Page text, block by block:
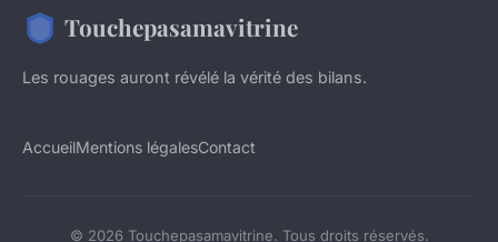
Touchepasamavitrine
Les rouages auront révélé la vérité des bilans.
AccueilMentions légalesContact
© 2026 Touchepasamavitrine. Tous droits réservés.